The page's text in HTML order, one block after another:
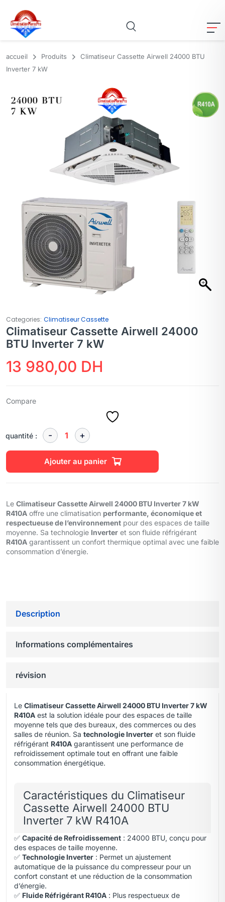
accueil Produits
Climatiseur Cassette Airwell 24000 BTU
Inverter 7 kW
Categories: Climatiseur Cassette
Climatiseur Cassette Airwell 24000
BTU Inverter 7 kW
13 980,00 DH
Compare
quantité :
Ajouter au panier
Le Climatiseur Cassette Airwell 24000 BTU Inverter 7 kW
R410A offre une climatisation performante, économique et
respectueuse de l’environnement pour des espaces de taille
moyenne. Sa technologie Inverter et son fluide réfrigérant
R410A garantissent un confort thermique optimal avec une faible
consommation d’énergie.
Description
Informations complémentaires
révision
Le Climatiseur Cassette Airwell 24000 BTU Inverter 7 kW
R410A est la solution idéale pour des espaces de taille
moyenne tels que des bureaux, des commerces ou des
salles de réunion. Sa technologie Inverter et son fluide
réfrigérant R410A garantissent une performance de
refroidissement optimale tout en offrant une faible
consommation énergétique.
Caractéristiques du Climatiseur
Cassette Airwell 24000 BTU
Inverter 7 kW R410A
✅ Capacité de Refroidissement : 24000 BTU, conçu pour
des espaces de taille moyenne.
✅ Technologie Inverter : Permet un ajustement
automatique de la puissance du compresseur pour un
confort constant et une réduction de la consommation
d’énergie.
✅ Fluide Réfrigérant R410A : Plus respectueux de